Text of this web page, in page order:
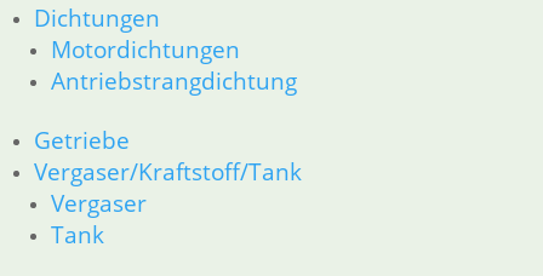
Dichtungen
Motordichtungen
Antriebstrangdichtung
Getriebe
Vergaser/Kraftstoff/Tank
Vergaser
Tank
Dichtungen
Zylinderkopf
Kolben/Kolbenringe
16 Tank
18 Auspuff
13 Vergaser
21 Kupplung
23 Getriebe